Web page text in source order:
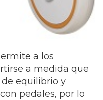
a los
a medida que
equilibrio y
pedales, por lo